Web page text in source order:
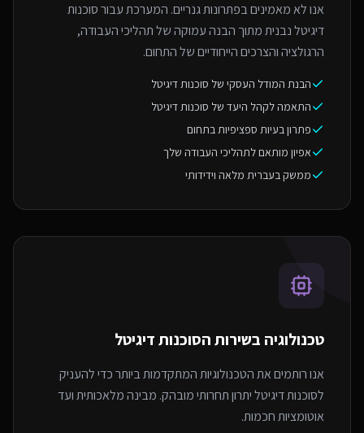
אנו לא מאמינים בפתרונות גנריים. המערכת עבור סוכנות
דיגיטל נבנית מתוך הבנה עמוקה של תהליכי העבודה,
הרגולציה והצרכים הייחודיים של התחום.
הבנת המודל העסקי של סוכנות דיגיטל
התאמה לקהל היעד של סוכנות דיגיטל
פתרון בעיות ספציפיות בתחום
אפיון מותאם לתהליכי העבודה שלך
ממשק בעברית מלאה וידידותי
טכנולוגיה בשירות הסוכנות דיגיטל
אנו רותמים את הטכנולוגיות המתקדמות ביותר כדי להעניק
לסוכנות דיגיטל יתרון תחרותי מובהק. מבינה מלאכותית ועד
אוטומציות חכמות.